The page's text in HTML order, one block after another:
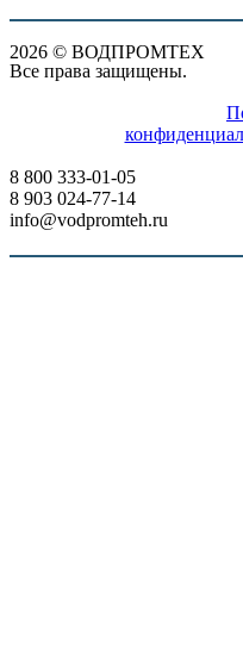
2026 © ВОДПРОМТЕХ
Все права защищены.
8 800 333-01-05
8 903 024-77-14
info@vodpromteh.ru